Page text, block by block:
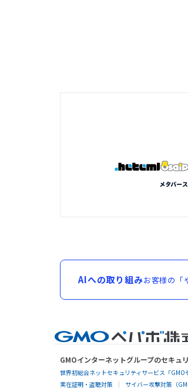
AIへの取り組みお客様の「
GMOインターネットグループのセキュ
世界初総合ネットセキュリティサービス「GMO
実在証明・盗聴対策
サイバー攻撃対策（